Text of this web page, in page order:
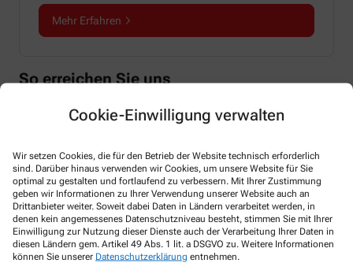
Cookie-Einwilligung verwalten
Wir setzen Cookies, die für den Betrieb der Website technisch erforderlich
sind. Darüber hinaus verwenden wir Cookies, um unsere Website für Sie
optimal zu gestalten und fortlaufend zu verbessern. Mit Ihrer Zustimmung
geben wir Informationen zu Ihrer Verwendung unserer Website auch an
Drittanbieter weiter. Soweit dabei Daten in Ländern verarbeitet werden, in
denen kein angemessenes Datenschutzniveau besteht, stimmen Sie mit Ihrer
Einwilligung zur Nutzung dieser Dienste auch der Verarbeitung Ihrer Daten in
diesen Ländern gem. Artikel 49 Abs. 1 lit. a DSGVO zu. Weitere Informationen
können Sie unserer Datenschutzerklärung entnehmen.
Mehr Erfahren
So erreichen Sie uns
Apotheker/-in
Telefonnummer
+49-7627/13 22
Faxnummer